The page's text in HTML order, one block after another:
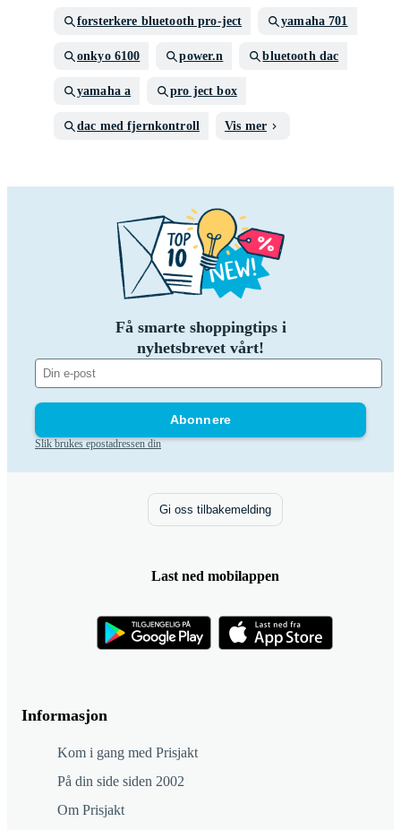
forsterkere bluetooth pro-ject yamaha 701
onkyo 6100 power.n bluetooth dac
yamaha a pro ject box
dac med fjernkontroll Vis mer
Få smarte shoppingtips i
nyhetsbrevet vårt!
Abonnere
Slik brukes epostadressen din
Informasjon
Kom i gang med Prisjakt
På din side siden 2002
Om Prisjakt
Gi oss tilbakemelding
Last ned mobilappen